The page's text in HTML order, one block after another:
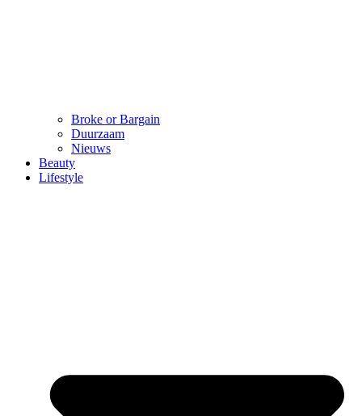
Broke or Bargain
Duurzaam
Nieuws
Beauty
Lifestyle